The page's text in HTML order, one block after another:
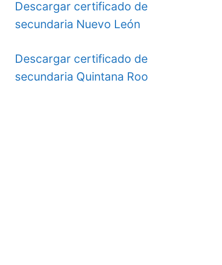
Descargar certificado de
secundaria Nuevo León
Descargar certificado de
secundaria Quintana Roo